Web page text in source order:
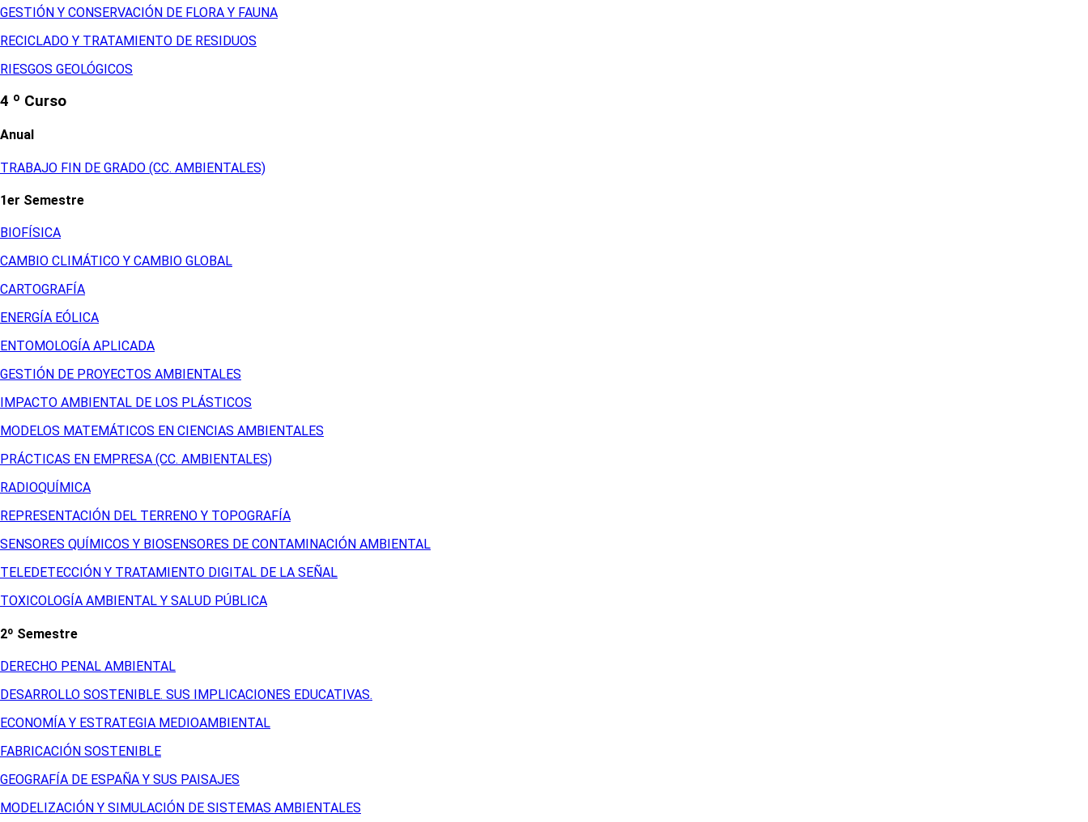
GESTIÓN Y CONSERVACIÓN DE FLORA Y FAUNA
RECICLADO Y TRATAMIENTO DE RESIDUOS
RIESGOS GEOLÓGICOS
4 º Curso
Anual
TRABAJO FIN DE GRADO (CC. AMBIENTALES)
1er Semestre
BIOFÍSICA
CAMBIO CLIMÁTICO Y CAMBIO GLOBAL
CARTOGRAFÍA
ENERGÍA EÓLICA
ENTOMOLOGÍA APLICADA
GESTIÓN DE PROYECTOS AMBIENTALES
IMPACTO AMBIENTAL DE LOS PLÁSTICOS
MODELOS MATEMÁTICOS EN CIENCIAS AMBIENTALES
PRÁCTICAS EN EMPRESA (CC. AMBIENTALES)
RADIOQUÍMICA
REPRESENTACIÓN DEL TERRENO Y TOPOGRAFÍA
SENSORES QUÍMICOS Y BIOSENSORES DE CONTAMINACIÓN AMBIENTAL
TELEDETECCIÓN Y TRATAMIENTO DIGITAL DE LA SEÑAL
TOXICOLOGÍA AMBIENTAL Y SALUD PÚBLICA
2º Semestre
DERECHO PENAL AMBIENTAL
DESARROLLO SOSTENIBLE. SUS IMPLICACIONES EDUCATIVAS.
ECONOMÍA Y ESTRATEGIA MEDIOAMBIENTAL
FABRICACIÓN SOSTENIBLE
GEOGRAFÍA DE ESPAÑA Y SUS PAISAJES
MODELIZACIÓN Y SIMULACIÓN DE SISTEMAS AMBIENTALES